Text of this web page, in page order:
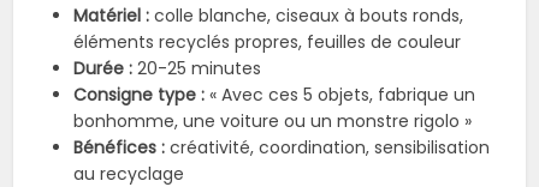
Matériel : colle blanche, ciseaux à bouts ronds,
éléments recyclés propres, feuilles de couleur
Durée : 20-25 minutes
Consigne type : « Avec ces 5 objets, fabrique un
bonhomme, une voiture ou un monstre rigolo »
Bénéfices : créativité, coordination, sensibilisation
au recyclage